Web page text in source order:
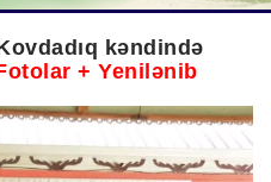
kəndində
+ Yenilənib